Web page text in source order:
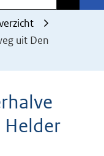
uit Den
Helder